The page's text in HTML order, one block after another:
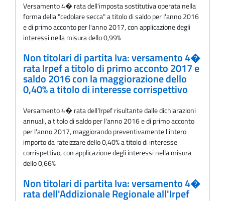
Versamento 4� rata dell'imposta sostitutiva operata nella
forma della "cedolare secca" a titolo di saldo per l'anno 2016
e di primo acconto per l'anno 2017, con applicazione degli
interessi nella misura dello 0,99%
Non titolari di partita Iva: versamento 4�
rata Irpef a titolo di primo acconto 2017 e
saldo 2016 con la maggiorazione dello
0,40% a titolo di interesse corrispettivo
Versamento 4� rata dell'Irpef risultante dalle dichiarazioni
annuali, a titolo di saldo per l'anno 2016 e di primo acconto
per l'anno 2017, maggiorando preventivamente l'intero
importo da rateizzare dello 0,40% a titolo di interesse
corrispettivo, con applicazione degli interessi nella misura
dello 0,66%
Non titolari di partita Iva: versamento 4�
rata dell'Addizionale Regionale all'Irpef